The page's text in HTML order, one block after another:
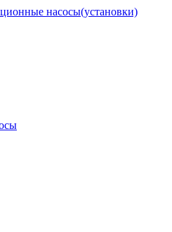
насосы(установки)